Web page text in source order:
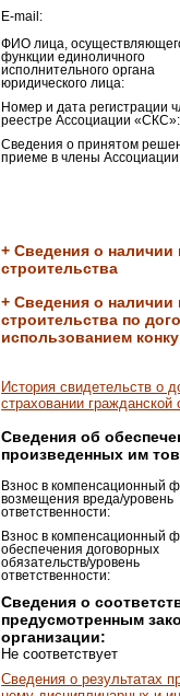
E-mail:
ФИО лица,
функции единоличного
исполнительного органа
юридического лица:
Номер и дата регистрации
реестре Ассоциации «СКС»:
Сведения о принятом
приеме в члены
+ Сведения о наличии
строительства
+ Сведения о наличии
строительства по
использованием
История свидетельств о
страховании гражданской
Сведения об
произведенных им
Взнос в компенсационный
возмещения вреда/уровень
ответственности:
Взнос в компенсационный
обеспечения договорных
обязательств/уровень
ответственности:
Сведения о
предусмотренным
организации:
Не соответствует
Сведения о результатах